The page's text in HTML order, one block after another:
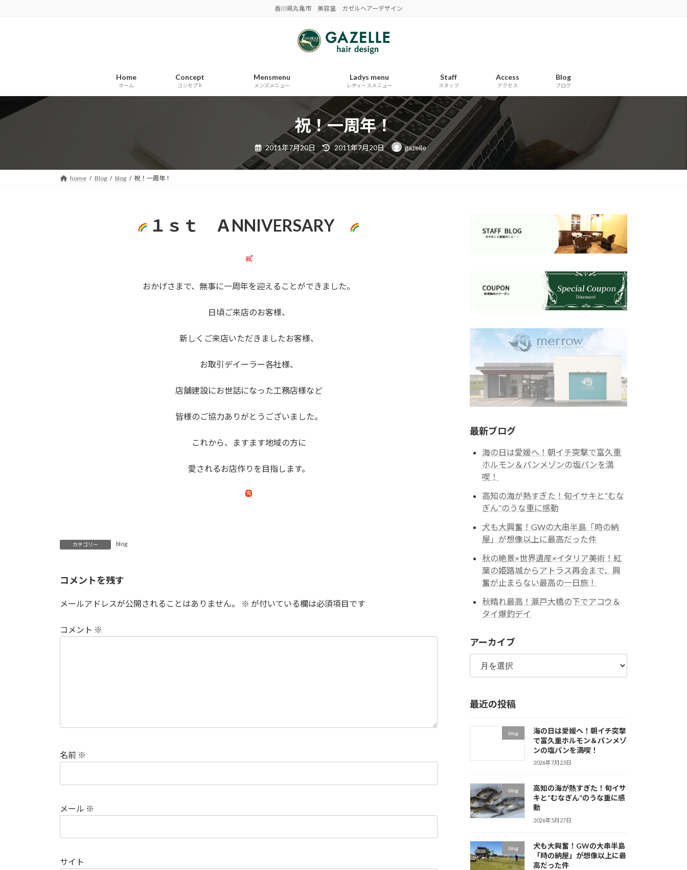
プ
動
香川県丸亀市 美容室 ガゼルヘアーデザイン
Home
ホーム
Concept
コンセプト
Mensmenu
メンズメニュー
Ladys menu
レディースメニュー
Staff
スタッフ
Access
アクセス
Blog
ブログ
祝！一周年！
2011年7月20日
最
終
更
新
日
2011年7月20日 gazelle
home Blog blog 祝！一周年！
１ｓｔ ＡNNIVERSARY
おかげさまで、無事に一周年を迎えることができました。
日頃ご来店のお客様、
新しくご来店いただきましたお客様、
お取引デイーラー各社様、
店舗建設にお世話になった工務店様など
皆様のご協力ありがとうございました。
これから、ますます地域の方に
愛されるお店作りを目指します。
カテゴリー blog
コメントを残す
メールアドレスが公開されることはありません。 ※ が付いている欄は必須項目です
コメント ※
名前 ※
メール ※
サイト
最新ブログ
海の日は愛媛へ！朝イチ突撃で富久重
ホルモン＆パンメゾンの塩パンを満
喫！
高知の海が熱すぎた！旬イサキと“むな
ぎん”のうな重に感動
犬も大興奮！GWの大串半島「時の納
屋」が想像以上に最高だった件
秋の絶景×世界遺産×イタリア美術！紅
葉の姫路城からアトラス再会まで、興
奮が止まらない最高の一日旅！
秋晴れ最高！瀬戸大橋の下でアコウ＆
タイ爆釣デイ
アーカイブ
ア
カ
ブ
最近の投稿
blog
海の日は愛媛へ！朝イチ突撃
で富久重ホルモン＆パンメゾ
ンの塩パンを満喫！
2026年7月23日
blog
高知の海が熱すぎた！旬イサ
キと“むなぎん”のうな重に感
動
2026年5月27日
blog
犬も大興奮！GWの大串半島
「時の納屋」が想像以上に最
高だった件